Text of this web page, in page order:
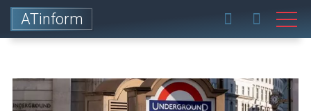
ATinform